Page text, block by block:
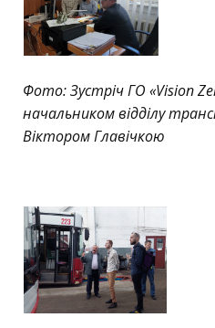
Фото: Зустріч ГО «Vision
начальником відділу
Віктором Главічкою